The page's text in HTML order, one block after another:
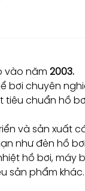
vào năm 2003.
bơi chuyên
tiêu chuẩn hồ
và sản xuất
như đèn hồ
hồ bơi, máy
sản phẩm khác.